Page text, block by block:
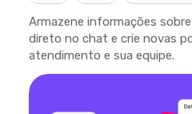
Armazene informações
direto no chat e crie novas
atendimento e sua equipe.